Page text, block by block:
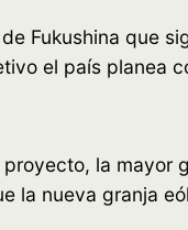
Fukushina que
el país planea
la mayor
la nueva granja